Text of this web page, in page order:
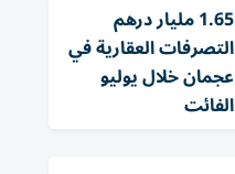
1.65 مليار درهم
التصرفات العقارية في
عجمان خلال يوليو
الفائت